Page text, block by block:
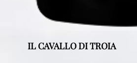
IL CAVALLO DI TROIA